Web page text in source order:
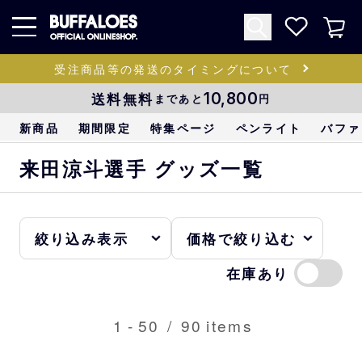
受注商品等の発送のタイミングについて
送料無料 まであと 10,800円
新商品 期間限定 特集ページ ペンライト バフ
来田涼斗選手 グッズ一覧
在庫あり
1 - 50 / 90 items